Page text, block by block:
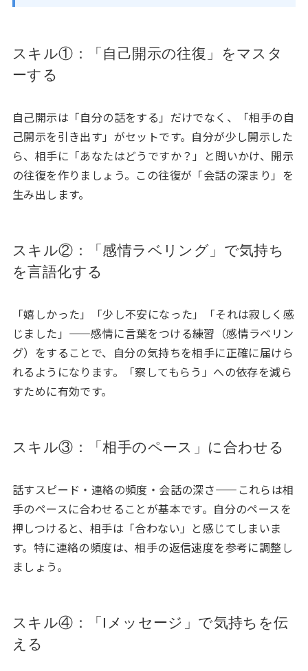
スキル①：「自己開示の往復」をマスタ
ーする
自己開示は「自分の話をする」だけでなく、「相手の自
己開示を引き出す」がセットです。自分が少し開示した
ら、相手に「あなたはどうですか？」と問いかけ、開示
の往復を作りましょう。この往復が「会話の深まり」を
生み出します。
スキル②：「感情ラベリング」で気持ち
を言語化する
「嬉しかった」「少し不安になった」「それは寂しく感
じました」——感情に言葉をつける練習（感情ラベリン
グ）をすることで、自分の気持ちを相手に正確に届けら
れるようになります。「察してもらう」への依存を減ら
すために有効です。
スキル③：「相手のペース」に合わせる
話すスピード・連絡の頻度・会話の深さ——これらは相
手のペースに合わせることが基本です。自分のペースを
押しつけると、相手は「合わない」と感じてしまいま
す。特に連絡の頻度は、相手の返信速度を参考に調整し
ましょう。
スキル④：「Iメッセージ」で気持ちを伝
える